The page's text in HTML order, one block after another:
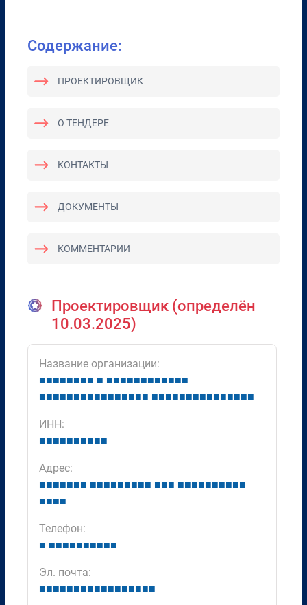
Содержание:
ПРОЕКТИРОВЩИК
О ТЕНДЕРЕ
КОНТАКТЫ
ДОКУМЕНТЫ
КОММЕНТАРИИ
Проектировщик (определён
10.03.2025)
Название организации:
■■■■■■■■ ■ ■■■■■■■■■■■■
■■■■■■■■■■■■■■■■ ■■■■■■■■■■■■■■■
ИНН:
■■■■■■■■■■
Адрес:
■■■■■■■ ■■■■■■■■■ ■■■ ■■■■■■■■■■
■■■■
Телефон:
■ ■■■■■■■■■■
Эл. почта:
■■■■■■■■■■■■■■■■■